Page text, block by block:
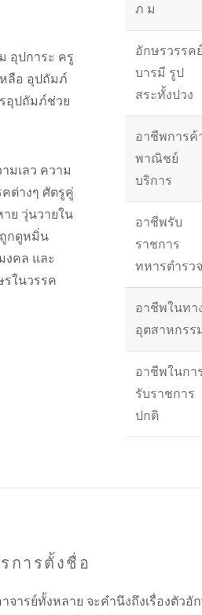
อุปการะ ครู
หลือ อุปถัมภ์
อุปถัมภ์ช่วย
มเลว ความ
ต่างๆ ศัตรูคู่
ย วุ่นวายใน
ถูกดูหมิ่น
งคล และ
ในวรรค
ภ ม
อักษรวรรคย์
บารมี รูป
สระทั้งปวง
อาชีพการค้
พาณิชย์
บริการ
อาชีพรับ
ราชการ
ทหารตำรวจ
อาชีพในทา
อุตสาหกรร
อาชีพในกา
รับราชการ
ปกติ
การตั้งชื่อ
ารย์ทั้งหลาย จะคำนึงถึงเรื่องตัวอั